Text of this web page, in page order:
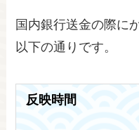
国内銀行送金の際に
以下の通りです。
反映時間